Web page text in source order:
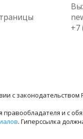
+7
с законодательством
и с
. Гиперссылка